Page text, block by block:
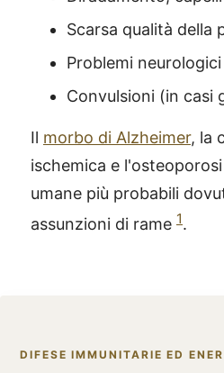
Scarsa qualità della
Problemi
Convulsioni (in casi
Il morbo di Alzheimer, la
ischemica e
umane più probabili
assunzioni di rame 1.
DIFESE IMMUNITARIE ED